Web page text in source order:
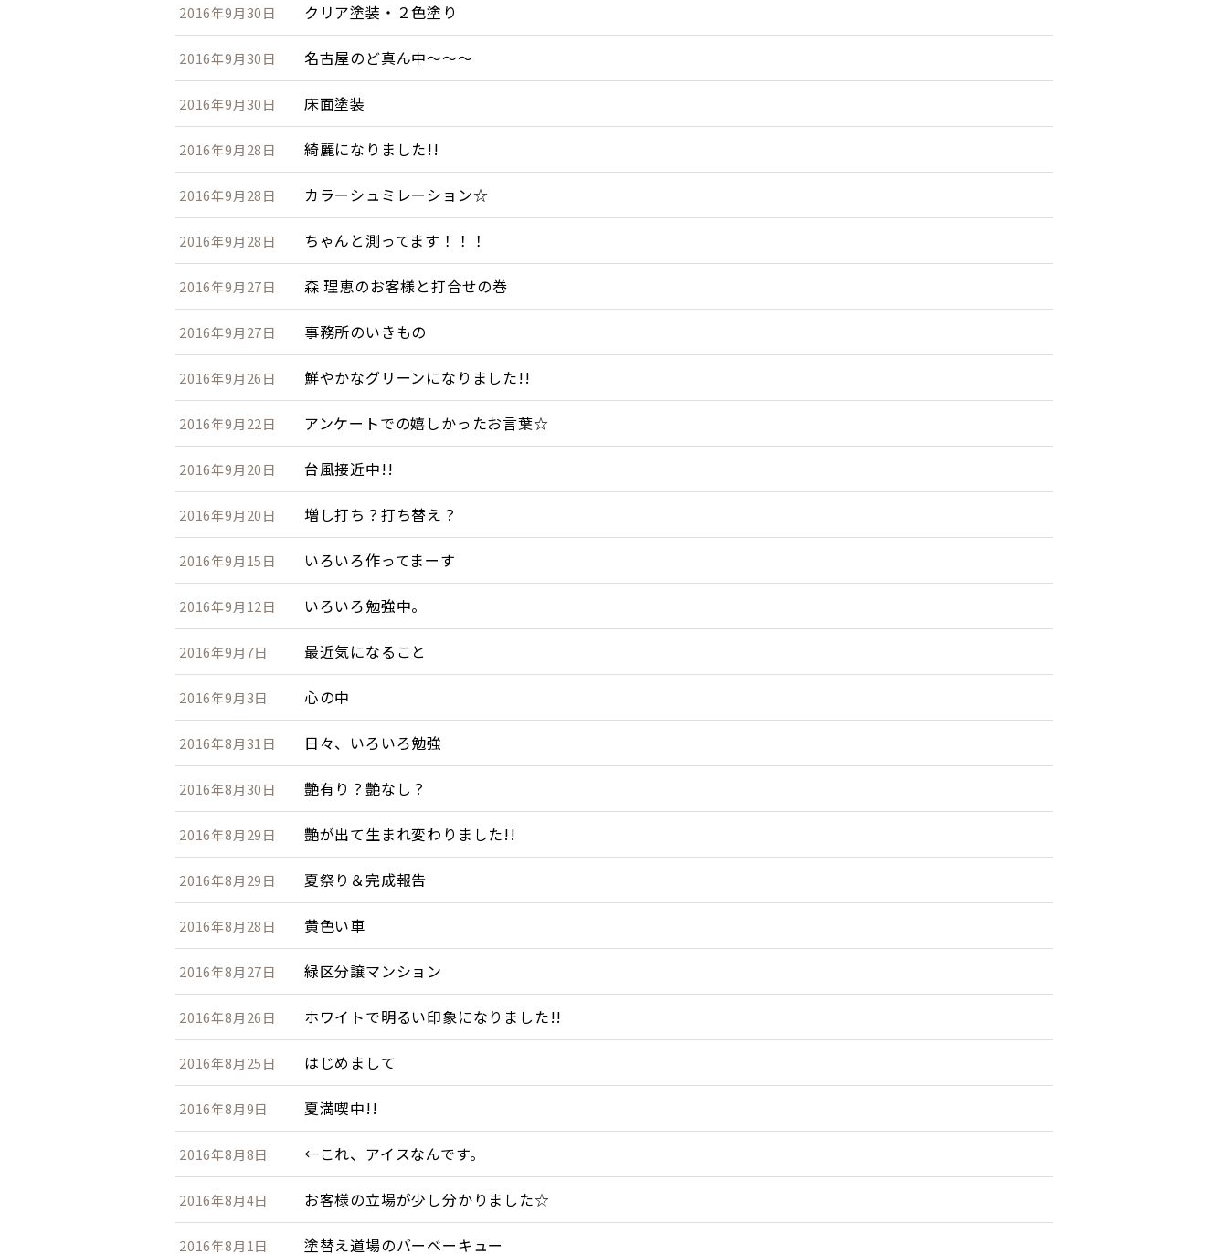
2016年9月30日 クリア塗装・２色塗り
2016年9月30日 名古屋のど真ん中～～～
2016年9月30日 床面塗装
2016年9月28日 綺麗になりました!!
2016年9月28日 カラーシュミレーション☆
2016年9月28日 ちゃんと測ってます！！！
2016年9月27日 森 理恵のお客様と打合せの巻
2016年9月27日 事務所のいきもの
2016年9月26日 鮮やかなグリーンになりました!!
2016年9月22日 アンケートでの嬉しかったお言葉☆
2016年9月20日 台風接近中!!
2016年9月20日 増し打ち？打ち替え？
2016年9月15日 いろいろ作ってまーす
2016年9月12日 いろいろ勉強中。
2016年9月7日 最近気になること
2016年9月3日 心の中
2016年8月31日 日々、いろいろ勉強
2016年8月30日 艶有り？艶なし？
2016年8月29日 艶が出て生まれ変わりました!!
2016年8月29日 夏祭り＆完成報告
2016年8月28日 黄色い車
2016年8月27日 緑区分譲マンション
2016年8月26日 ホワイトで明るい印象になりました!!
2016年8月25日 はじめまして
2016年8月9日 夏満喫中!!
2016年8月8日 ←これ、アイスなんです。
2016年8月4日 お客様の立場が少し分かりました☆
2016年8月1日 塗替え道場のバーベーキュー